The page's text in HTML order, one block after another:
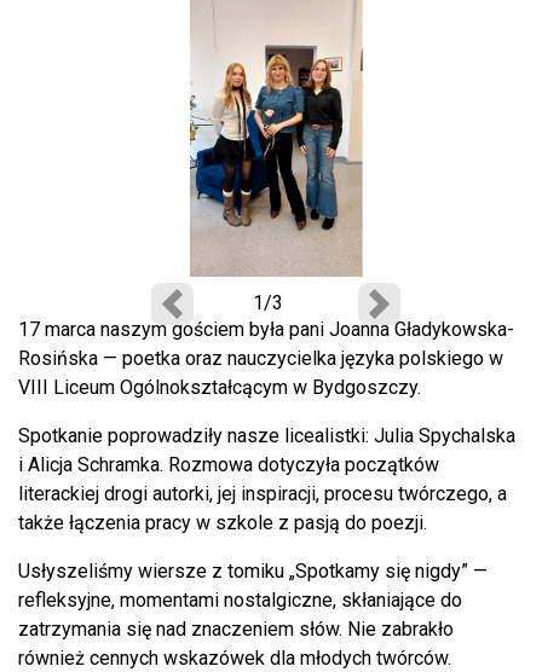
Poprzedni Następny
1/3
17 marca naszym gościem była pani Joanna Gładykowska-
Rosińska — poetka oraz nauczycielka języka polskiego w
VIII Liceum Ogólnokształcącym w Bydgoszczy.
Spotkanie poprowadziły nasze licealistki: Julia Spychalska
i Alicja Schramka. Rozmowa dotyczyła początków
literackiej drogi autorki, jej inspiracji, procesu twórczego, a
także łączenia pracy w szkole z pasją do poezji.
Usłyszeliśmy wiersze z tomiku „Spotkamy się nigdy” —
refleksyjne, momentami nostalgiczne, skłaniające do
zatrzymania się nad znaczeniem słów. Nie zabrakło
również cennych wskazówek dla młodych twórców.